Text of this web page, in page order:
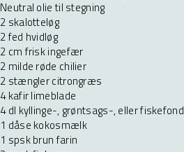
Neutral olie til stegning
2 skalotteløg
2 fed hvidløg
2 cm frisk ingefær
2 milde røde chilier
2 stængler citrongræs
4 kafir limeblade
4 dl kyllinge-, grøntsags-, eller fiskefond
1 dåse kokosmælk
1 spsk brun farin